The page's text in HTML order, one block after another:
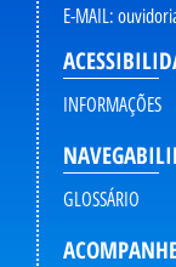
E-MAIL:
INFORMAÇÕES
GLOSSÁRIO